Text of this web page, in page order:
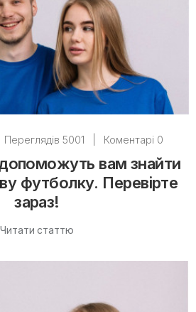
Переглядів 5001 Коментарі 0
допоможуть вам знайти
футболку. Перевірте
зараз!
Читати статтю